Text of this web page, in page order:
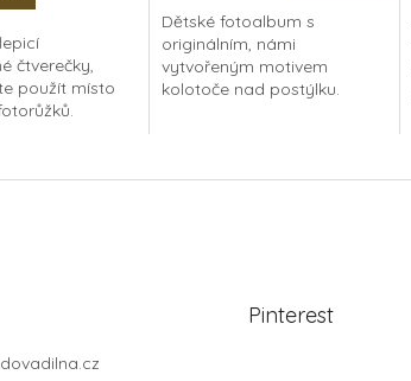
čtverečky,
použít místo
alba nepůjdou
5
hvězdiček.
Dětské fotoalbum s
originálním, námi
vytvořeným motivem
kolotoče nad postýlku.
holčičku. Luxusní...
Pinterest